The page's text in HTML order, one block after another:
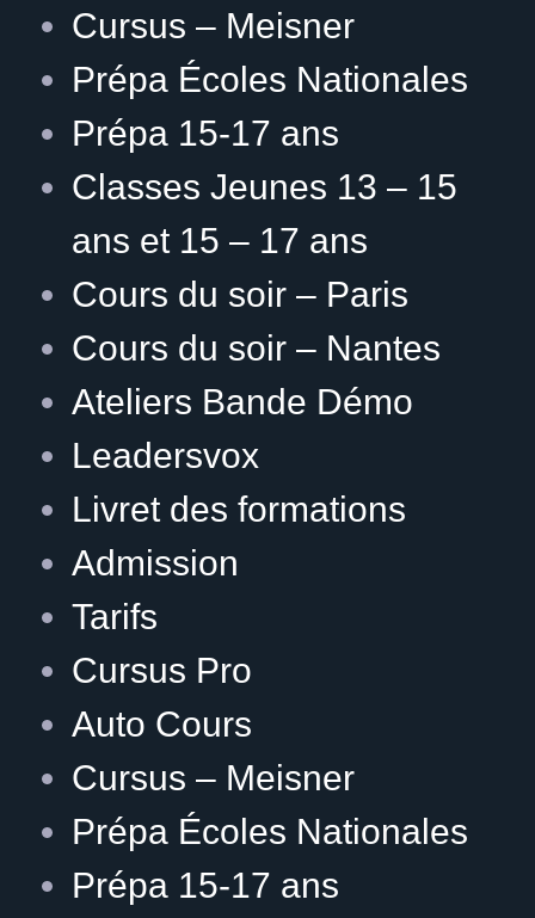
Cursus – Meisner
Prépa Écoles Nationales
Prépa 15-17 ans
Classes Jeunes 13 – 15
ans et 15 – 17 ans
Cours du soir – Paris
Cours du soir – Nantes
Ateliers Bande Démo
Leadersvox
Livret des formations
Admission
Tarifs
Cursus Pro
Auto Cours
Cursus – Meisner
Prépa Écoles Nationales
Prépa 15-17 ans